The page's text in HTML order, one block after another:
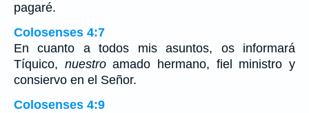
pagaré.
Colosenses 4:7
En cuanto a todos mis asuntos, os informará
Tíquico, nuestroamado hermano, fiel ministro y
consiervo en el Señor.
Colosenses 4:9